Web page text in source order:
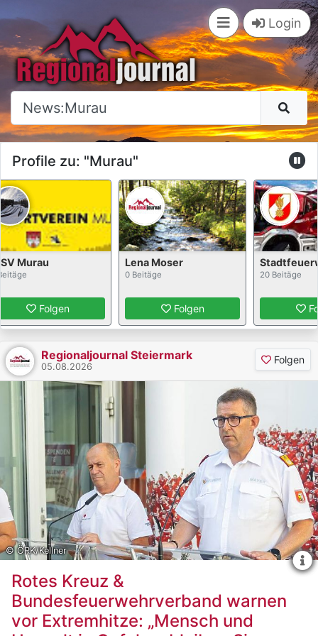
Login
Profile zu: "Murau"
Lena Moser Stadtfeuerwehr Murau
Regionaljournal Steiermark
05.08.2026
Folgen
© ÖRK/Kellner
Rotes Kreuz &
Bundesfeuerwehrverband warnen
vor Extremhitze: „Mensch und